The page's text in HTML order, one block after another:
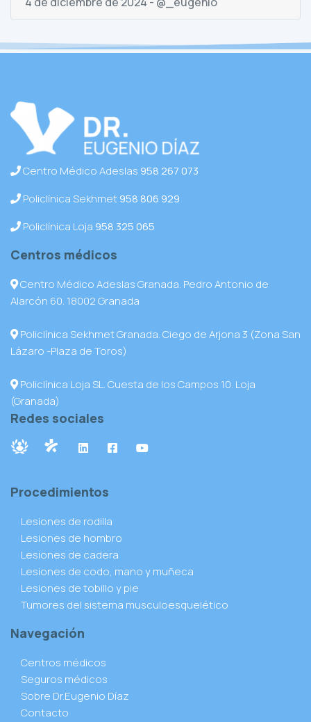
Centro Médico Adeslas 958 267 073
Policlínica Sekhmet958 806 929
Policlínica Loja 958 325 065
Centros médicos
Centro Médico Adeslas Granada. Pedro Antonio de
Alarcón 60. 18002 Granada
Policlínica Sekhmet Granada. Ciego de Arjona 3 (Zona San
Lázaro -Plaza de Toros)
Policlínica Loja SL. Cuesta de los Campos 10. Loja
(Granada)
Redes sociales
Procedimientos
Lesiones de rodilla
Lesiones de hombro
Lesiones de cadera
Lesiones de codo, mano y muñeca
Lesiones de tobillo y pie
Tumores del sistema musculoesquelético
Navegación
Centros médicos
Seguros médicos
Sobre Dr.Eugenio Díaz
Contacto